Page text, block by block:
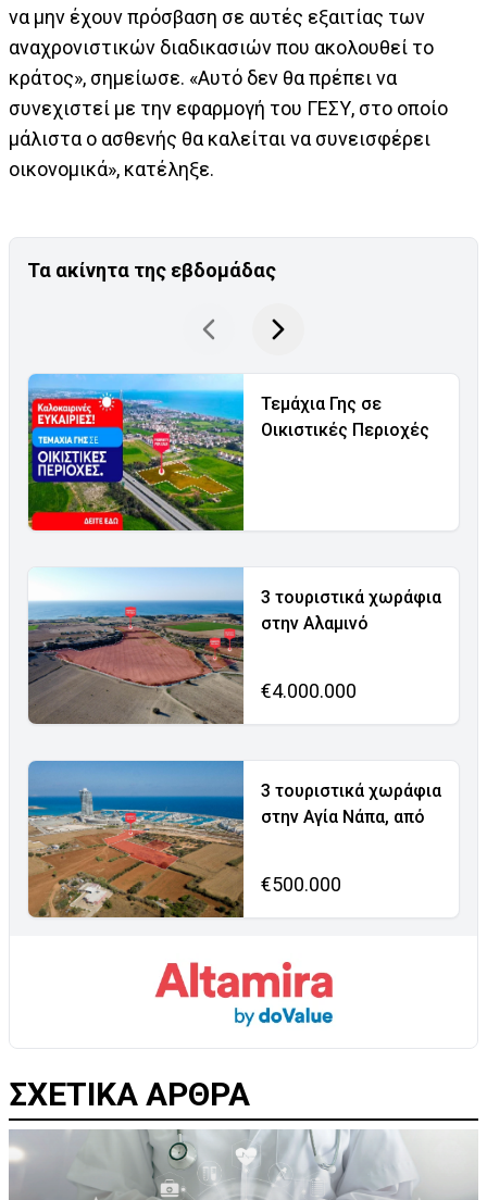
να μην έχουν πρόσβαση σε αυτές εξαιτίας των
αναχρονιστικών διαδικασιών που ακολουθεί το
κράτος», σημείωσε. «Αυτό δεν θα πρέπει να
συνεχιστεί με την εφαρμογή του ΓΕΣΥ, στο οποίο
μάλιστα ο ασθενής θα καλείται να συνεισφέρει
οικονομικά», κατέληξε.
Τα ακίνητα της εβδομάδας
Τεμάχια Γης σε
Οικιστικές Περιοχές
3 τουριστικά χωράφια
στην Αλαμινό
€4.000.000
3 τουριστικά χωράφια
στην Αγία Νάπα, από
€500.000
ΣΧΕΤΙΚΑ ΑΡΘΡΑ